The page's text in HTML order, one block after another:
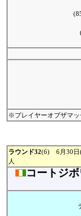
※プレイヤーオブザマ
ラウンド32(6) 6月30日
人
コートジ